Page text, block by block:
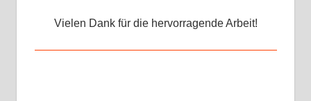
Vielen Dank für die hervorragende Arbeit!